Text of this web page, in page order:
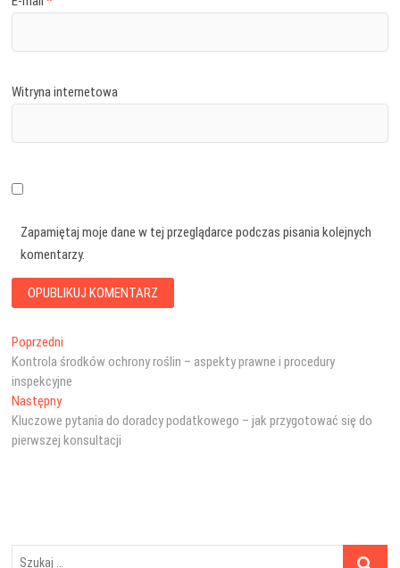
Witryna internetowa
Zapamiętaj moje dane w tej przeglądarce podczas pisania kolejnych
komentarzy.
Nawigacja
wpisu
Poprzedni
wpis:
Kontrola środków ochrony roślin – aspekty prawne i procedury
inspekcyjne
NastępnyNastępny
wpis:
Kluczowe pytania do doradcy podatkowego – jak przygotować się do
pierwszej konsultacji
Szukaj